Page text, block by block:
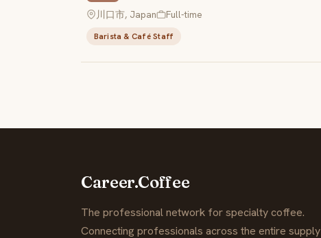
川口市, Japan
Full-time
Barista & Café Staff
Career.Coffee
The professional network for specialty coffee.
Connecting professionals across the entire supply